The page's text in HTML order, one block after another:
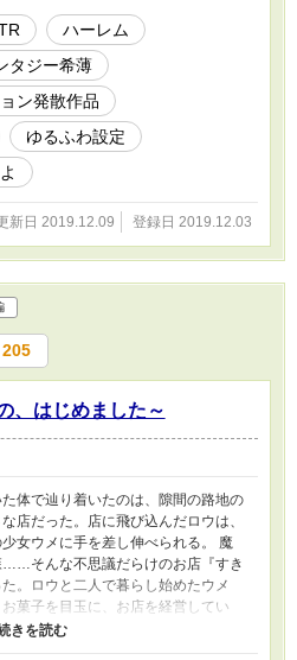
ハーレム
タジー希薄
ン発散作品
ゆるふわ設定
新日 2019.12.09 登録日 2019.12.03
205
はじめました～
体で辿り着いたのは、隙間の路地の
店だった。店に飛び込んだロウは、
女ウメに手を差し伸べられる。 魔
……そんな不思議だらけのお店『すき
。ロウと二人で暮らし始めたウメ
菓子を目玉に、お店を経営してい
しながら、この異世界のどこかにい